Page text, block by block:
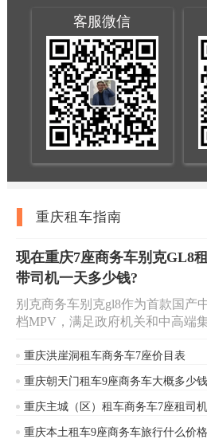
客服微信
重庆租车指南
现在重庆7座商务车别克GL8
带司机一天多少钱?
别克商务车别克gl8作为首款国产
档MPV，满足政府机关和中高端
求。国内的商务接待基本都是由在
款的GL8完成，家庭出游也是首选!
在重庆7座商务车别克GL8租车带
一天多少钱?重庆安润租车提供别
GL8带司机、日租、短租、长租，
重庆洪崖洞租车商务车7座价目表
重庆朝天门租车9座商务车大概多少钱
重庆主城（区）租车商务车7座租司
重庆本土租车9座商务车旅行什么价格